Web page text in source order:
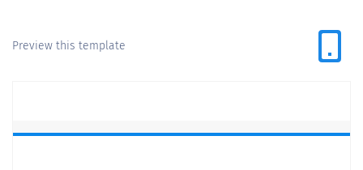
Preview this template